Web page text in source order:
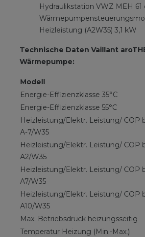
Hydraulikstation VWZ MEH 61
Heizleistung (A2W35) 3,1 kW
Technische Daten Vaillant
Wärmepumpe:
Modell
Energie-Effizienzklasse 35°C
Energie-Effizienzklasse 55°C
Heizleistung/Elektr. Leistung/ COP
A-7/W35
Heizleistung/Elektr. Leistung/ COP
A2/W35
Heizleistung/Elektr. Leistung/ COP
A7/W35
Heizleistung/Elektr. Leistung/ COP
A10/W35
Max. Betriebsdruck heizungsseitig
Temperatur Heizung (Min.-Max.)